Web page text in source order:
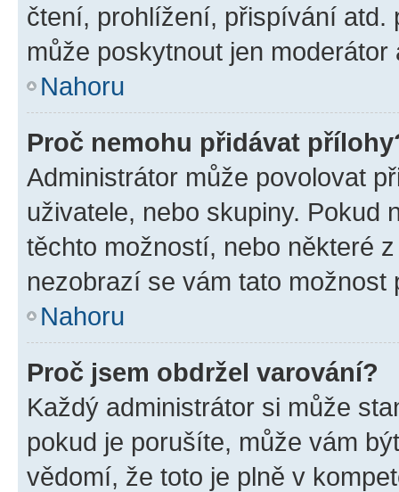
čtení, prohlížení, přispívání atd.
může poskytnout jen
Nahoru
Proč nemohu přidávat
Administrátor může povolovat
uživatele, nebo skupiny. Pokud
těchto možností, nebo některé
nezobrazí se vám tato
Nahoru
Proč jsem obdržel varování?
Každý administrátor si může
pokud je porušíte, může vám
vědomí, že toto je plně v